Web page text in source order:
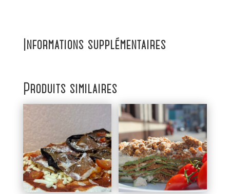
Informations supplémentaires
Produits similaires